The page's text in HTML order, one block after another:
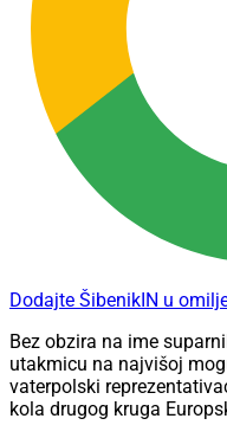
Dodajte ŠibenikIN u
Bez obzira na ime
utakmicu na najvišoj
vaterpolski
kola drugog kruga